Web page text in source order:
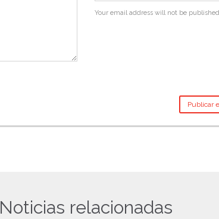
Your email address will not be
Noticias relacionadas